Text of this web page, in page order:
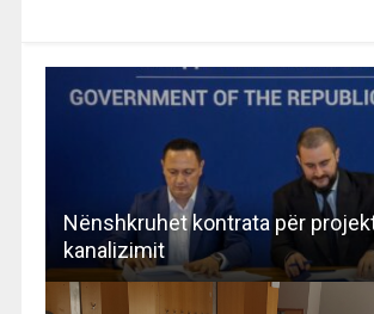
Nënshkruhet kontrata për
kanalizimit